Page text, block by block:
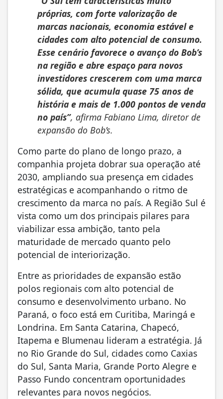
próprias, com forte valorização de
marcas nacionais, economia estável e
cidades com alto potencial de consumo.
Esse cenário favorece o avanço do Bob’s
na região e abre espaço para novos
investidores crescerem com uma marca
sólida, que acumula quase 75 anos de
história e mais de 1.000 pontos de venda
no país”, afirma Fabiano Lima, diretor de
expansão do Bob’s.
Como parte do plano de longo prazo, a
companhia projeta dobrar sua operação até
2030, ampliando sua presença em cidades
estratégicas e acompanhando o ritmo de
crescimento da marca no país. A Região Sul é
vista como um dos principais pilares para
viabilizar essa ambição, tanto pela
maturidade de mercado quanto pelo
potencial de interiorização.
Entre as prioridades de expansão estão
polos regionais com alto potencial de
consumo e desenvolvimento urbano. No
Paraná, o foco está em Curitiba, Maringá e
Londrina. Em Santa Catarina, Chapecó,
Itapema e Blumenau lideram a estratégia. Já
no Rio Grande do Sul, cidades como Caxias
do Sul, Santa Maria, Grande Porto Alegre e
Passo Fundo concentram oportunidades
relevantes para novos negócios.